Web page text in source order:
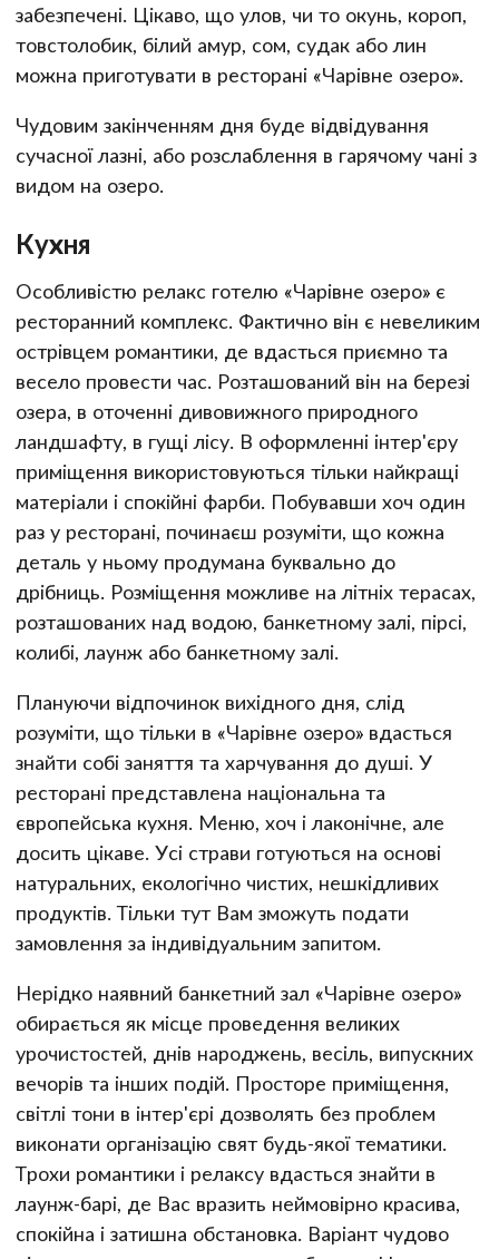
забезпечені. Цікаво, що улов, чи то окунь, короп,
товстолобик, білий амур, сом, судак або лин
можна приготувати в ресторані «Чарівне озеро».
Чудовим закінченням дня буде відвідування
сучасної лазні, або розслаблення в гарячому чані з
видом на озеро.
Кухня
Особливістю релакс готелю «Чарівне озеро» є
ресторанний комплекс. Фактично він є невеликим
острівцем романтики, де вдасться приємно та
весело провести час. Розташований він на березі
озера, в оточенні дивовижного природного
ландшафту, в гущі лісу. В оформленні інтер'єру
приміщення використовуються тільки найкращі
матеріали і спокійні фарби. Побувавши хоч один
раз у ресторані, починаєш розуміти, що кожна
деталь у ньому продумана буквально до
дрібниць. Розміщення можливе на літніх терасах,
розташованих над водою, банкетному залі, пірсі,
колибі, лаунж або банкетному залі.
Плануючи відпочинок вихідного дня, слід
розуміти, що тільки в «Чарівне озеро» вдасться
знайти собі заняття та харчування до душі. У
ресторані представлена національна та
європейська кухня. Меню, хоч і лаконічне, але
досить цікаве. Усі страви готуються на основі
натуральних, екологічно чистих, нешкідливих
продуктів. Тільки тут Вам зможуть подати
замовлення за індивідуальним запитом.
Нерідко наявний банкетний зал «Чарівне озеро»
обирається як місце проведення великих
урочистостей, днів народжень, весіль, випускних
вечорів та інших подій. Просторе приміщення,
світлі тони в інтер'єрі дозволять без проблем
виконати організацію свят будь-якої тематики.
Трохи романтики і релаксу вдасться знайти в
лаунж-барі, де Вас вразить неймовірно красива,
спокійна і затишна обстановка. Варіант чудово